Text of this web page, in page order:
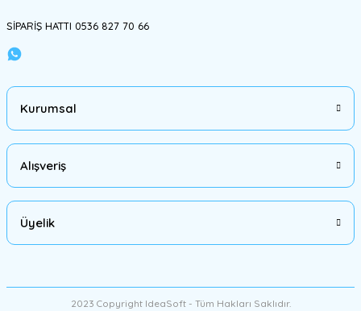
SİPARİŞ HATTI 0536 827 70 66
Kurumsal
Alışveriş
Üyelik
2023 Copyright IdeaSoft - Tüm Hakları Saklıdır.